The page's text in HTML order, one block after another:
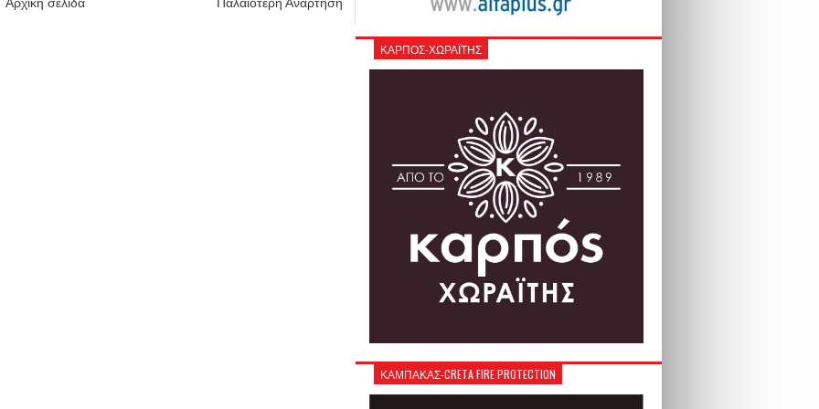
Παλαιότερη Ανάρτηση
Αρχική σελίδα
ΚΑΡΠΟΣ-ΧΩΡΑΪΤΗΣ
ΚΑΜΠΑΚΑΣ-CRETA FIRE PROTECTION